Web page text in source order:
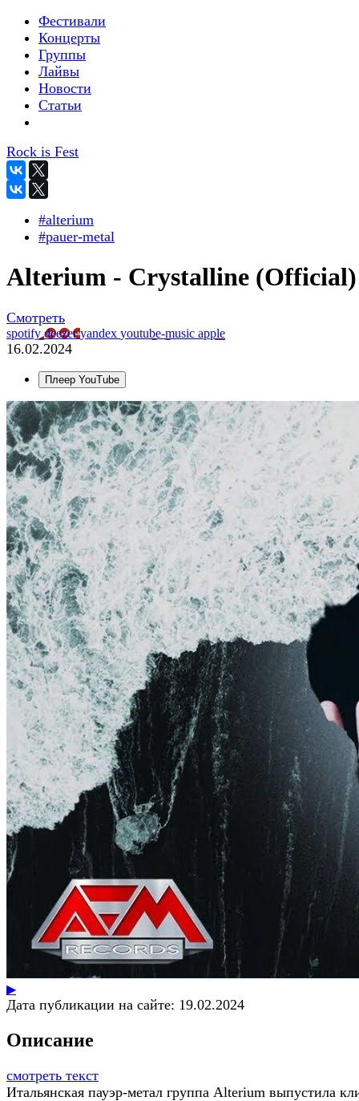
Фестивали
Концерты
Группы
Лайвы
Новости
Статьи
Rock is Fest
#alterium
#pauer-metal
Alterium - Crystalline (Official)
Смотреть
spotifydeezeryandex youtube-music apple
16.02.2024
Плеер YouTube
▶
Дата публикации на сайте: 19.02.2024
Описание
смотреть текст
Итальянская пауэр-метал группа Alterium выпустила